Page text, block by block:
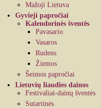
Mažoji Lietuva
Gyvieji papročiai
Kalendorinės šventės
Pavasario
Vasaros
Rudens
Žiemos
Šeimos papročiai
Lietuvių liaudies dainos
Festivaliai-dainų šventės
Sutartinės